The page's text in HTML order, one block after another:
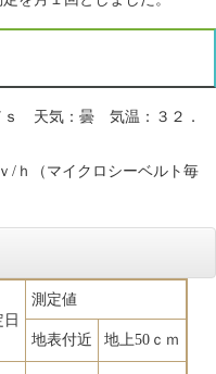
ｓ 天気：曇 気温：３２．
ロシーベルト毎
測定値
地表付近 地上50ｃｍ